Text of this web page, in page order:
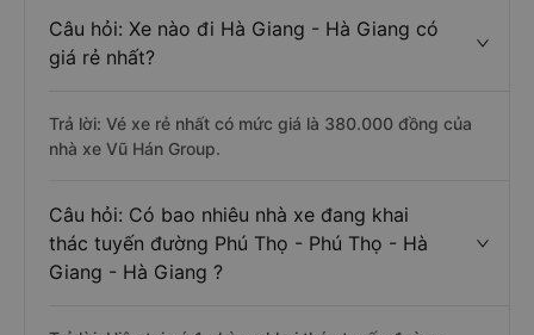
Câu hỏi: Xe nào đi Hà Giang - Hà Giang có
giá rẻ nhất?
Trả lời: Vé xe rẻ nhất có mức giá là 380.000 đồng của
nhà xe Vũ Hán Group.
Câu hỏi: Có bao nhiêu nhà xe đang khai
thác tuyến đường Phú Thọ - Phú Thọ - Hà
Giang - Hà Giang ?